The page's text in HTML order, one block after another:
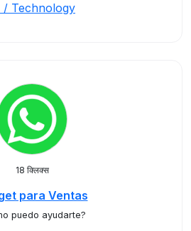
/ Technology
18 क्लिक्स
para Ventas
puedo ayudarte?